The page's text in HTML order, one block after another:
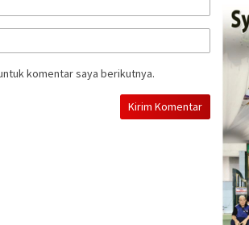
komentar saya berikutnya.